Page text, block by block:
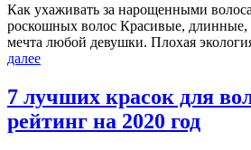
Как ухаживать за нарощенными
роскошных волос Красивые,
мечта любой девушки. Плохая
далее
7 лучших красок для
рейтинг на 2020 год